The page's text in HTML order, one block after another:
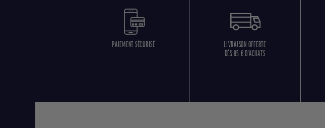
PAIEMENT SÉCURISÉ
LIVRAISON OFFERTE
DÈS 85 € D'ACHATS